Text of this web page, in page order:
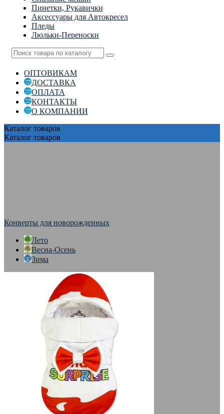
Пинетки, Рукавички
Аксессуары для Автокресел
Пледы
Люльки-Переноски
ОПТОВИКАМ
ДОСТАВКА
ОПЛАТА
КОНТАКТЫ
О КОМПАНИИ
Каталог товаров
Каталог товаров
Конверты для новорожденных
Лето
Весна-Осень
Зима